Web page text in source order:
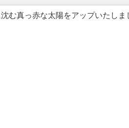
む真っ赤な太陽をアップいたしま